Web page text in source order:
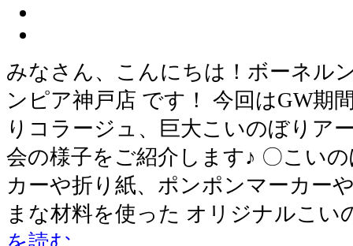
みなさん、こんにちは！ボーネル
ンピア神戸店 です！ 今回はGW期
りコラージュ、巨大こいのぼりア
会の様子をご紹介します♪ 〇こい
カーや折り紙、ポンポンマーカー
まな材料を使った オリジナルこ